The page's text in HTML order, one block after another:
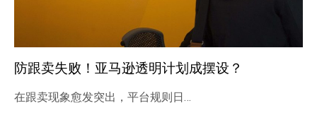
防跟卖失败！亚马逊透明计划成摆设？
在跟卖现象愈发突出，平台规则日…